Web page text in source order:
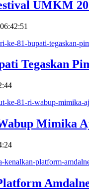
UMKM
Tegaskan
Mimika